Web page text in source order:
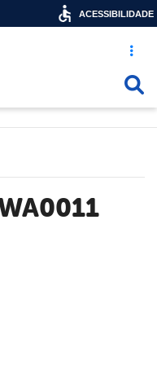
Acesso
ACESSIBILIDADE